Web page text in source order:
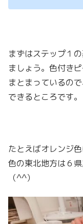
まずはステップ１
ましょう。色付き
まとまっているの
できるところです。
たとえばオレンジ
色の東北地方は６
（^^）